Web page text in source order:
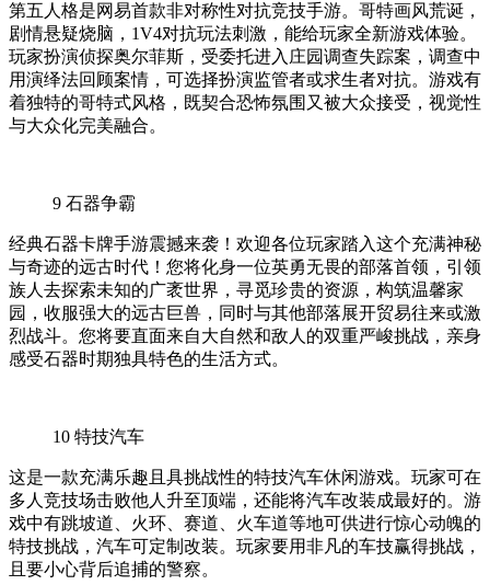
第五人格是网易首款非对称性对抗竞技手游。哥特画风荒诞，
剧情悬疑烧脑，1V4对抗玩法刺激，能给玩家全新游戏体验。
玩家扮演侦探奥尔菲斯，受委托进入庄园调查失踪案，调查中
用演绎法回顾案情，可选择扮演监管者或求生者对抗。游戏有
着独特的哥特式风格，既契合恐怖氛围又被大众接受，视觉性
与大众化完美融合。
9 石器争霸
经典石器卡牌手游震撼来袭！欢迎各位玩家踏入这个充满神秘
与奇迹的远古时代！您将化身一位英勇无畏的部落首领，引领
族人去探索未知的广袤世界，寻觅珍贵的资源，构筑温馨家
园，收服强大的远古巨兽，同时与其他部落展开贸易往来或激
烈战斗。您将要直面来自大自然和敌人的双重严峻挑战，亲身
感受石器时期独具特色的生活方式。
10 特技汽车
这是一款充满乐趣且具挑战性的特技汽车休闲游戏。玩家可在
多人竞技场击败他人升至顶端，还能将汽车改装成最好的。游
戏中有跳坡道、火环、赛道、火车道等地可供进行惊心动魄的
特技挑战，汽车可定制改装。玩家要用非凡的车技赢得挑战，
且要小心背后追捕的警察。